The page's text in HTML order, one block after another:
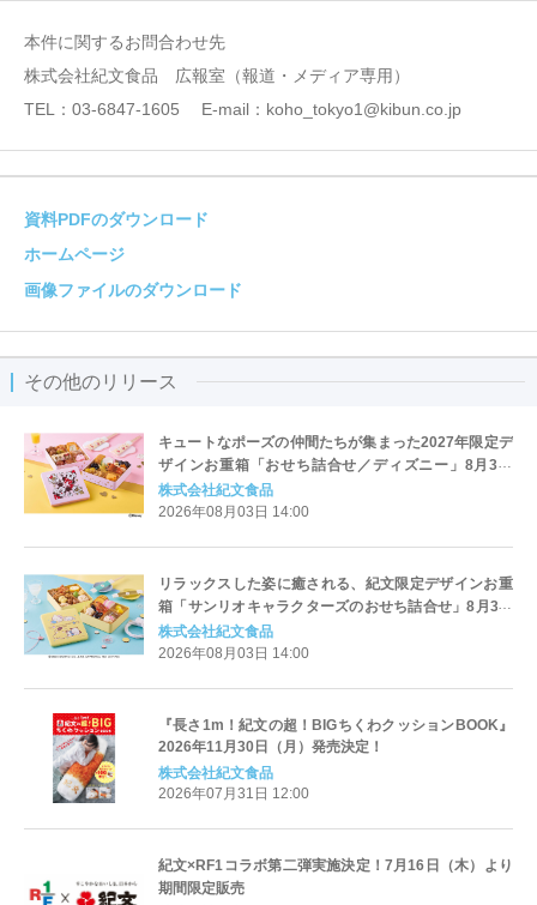
本件に関するお問合わせ先
株式会社紀文食品 広報室（報道・メディア専用）
TEL：03-6847-1605 E-mail：koho_tokyo1@kibun.co.jp
資料PDFのダウンロード
ホームページ
画像ファイルのダウンロード
その他のリリース
キュートなポーズの仲間たちが集まった2027年限定デ
ザインお重箱「おせち詰合せ／ディズニー」8月3日
（月）より紀文オンラインショップで予約受付開始
株式会社紀文食品
2026年08月03日 14:00
リラックスした姿に癒される、紀文限定デザインお重
箱「サンリオキャラクターズのおせち詰合せ」8月3日
（月）より紀文オンラインショップで予約受付開始
株式会社紀文食品
2026年08月03日 14:00
『長さ1m！紀文の超！BIGちくわクッションBOOK』
2026年11月30日（月）発売決定！
株式会社紀文食品
2026年07月31日 12:00
紀文×RF1コラボ第二弾実施決定！7月16日（木）より
期間限定販売